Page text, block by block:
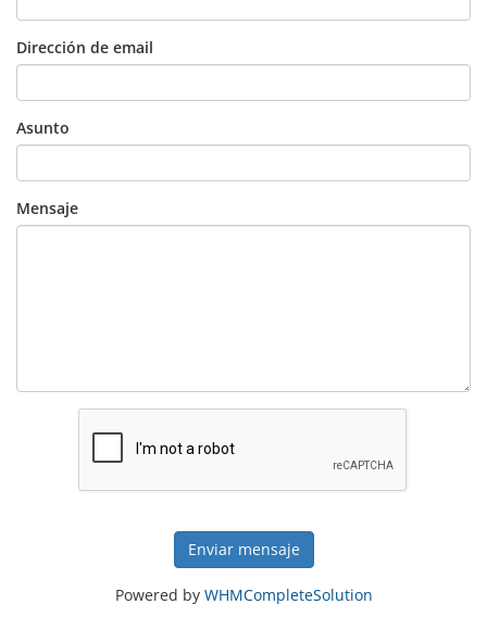
Dirección de email
Asunto
Mensaje
Enviar mensaje
Powered by WHMCompleteSolution